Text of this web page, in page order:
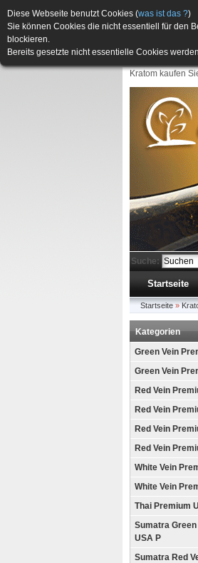
Diese Webseite benutzt Cookies (was ist das ?)
Sie können Cookies die nicht essentiell für den
blockieren.
Bereits gesetzte nicht essentielle Cookies
Kratom kaufen
Suche:
Startseite
Startseite »
Kategorien
Green Vein
Green Vein
Red Vein
Red Vein
Red Vein
Red Vein
White Vein
White Vein
Thai Premium
Sumatra
USA P
Sumatra Red